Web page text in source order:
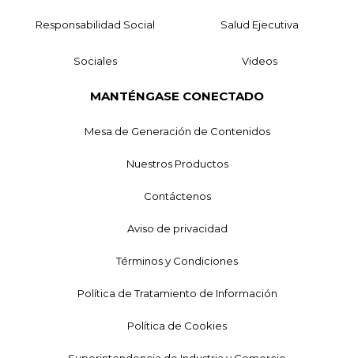
Responsabilidad Social Salud Ejecutiva
Sociales Videos
MANTÉNGASE CONECTADO
Mesa de Generación de Contenidos
Nuestros Productos
Contáctenos
Aviso de privacidad
Términos y Condiciones
Política de Tratamiento de Información
Política de Cookies